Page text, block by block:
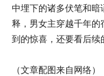
中埋下的诸多伏笔和
释，男女主穿越千年的
到的惊喜，还要看后续
（文章配图来自网络）